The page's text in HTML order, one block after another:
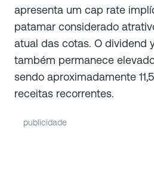
apresenta um cap rate
patamar considerado
atual das cotas. O dividend
também permanece
sendo aproximadamente
receitas recorrentes.
publicidade